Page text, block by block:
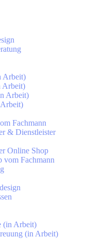
Arbeit)
Arbeit)
Arbeit)
Fachmann
& Dienstleister
Online Shop
vom Fachmann
(in Arbeit)
(in Arbeit)